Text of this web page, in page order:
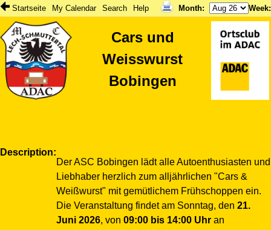
Startseite My Calendar Search Help Month: Week
Cars und
Weisswurst
Bobingen
Description
Der ASC Bobingen lädt alle Autoenthusiasten und
Liebhaber herzlich zum alljährlichen "Cars &
Weißwurst" mit gemütlichem Frühschoppen ein.
Die Veranstaltung findet am Sonntag, den 21.
Juni 2026, von 09:00 bis 14:00 Uhr an